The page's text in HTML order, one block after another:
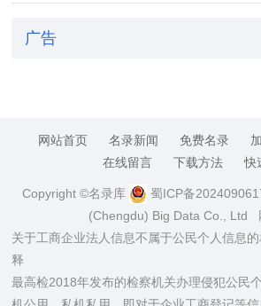
广告
网站首页 名录新闻 免费名录
在线留言
下载方法 快
Copyright ©名录库 蜀ICP备
(Chengdu) Big Data Co., Ltd
关于工商企业法人信息不属于公民个人信息
释
最高检2018年发布的检察机关办理侵犯公民